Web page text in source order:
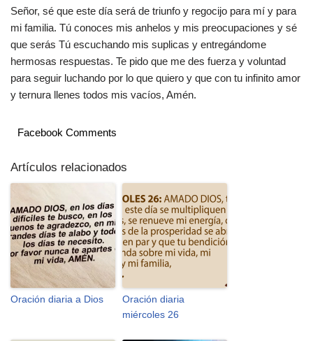
Señor, sé que este día será de triunfo y regocijo para mí y para
mi familia. Tú conoces mis anhelos y mis preocupaciones y sé
que serás Tú escuchando mis suplicas y entregándome
hermosas respuestas. Te pido que me des fuerza y voluntad
para seguir luchando por lo que quiero y que con tu infinito amor
y ternura llenes todos mis vacíos, Amén.
Facebook Comments
Artículos relacionados
Oración diaria a Dios
Oración diaria
miércoles 26